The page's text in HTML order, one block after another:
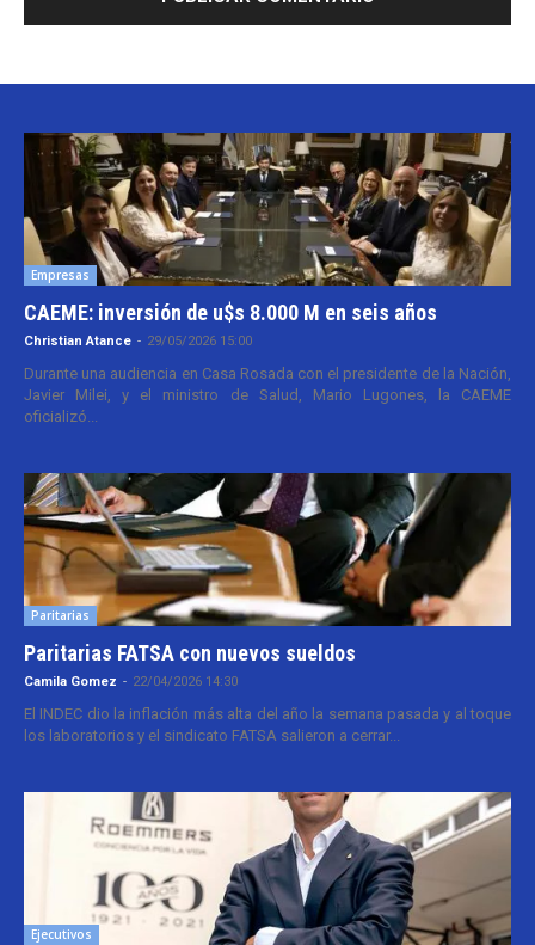
Empresas
CAEME: inversión de u$s 8.000 M en seis años
Christian Atance - 29/05/2026 15:00
Durante una audiencia en Casa Rosada con el presidente de la Nación,
Javier Milei, y el ministro de Salud, Mario Lugones, la CAEME
oficializó...
Paritarias
Paritarias FATSA con nuevos sueldos
Camila Gomez - 22/04/2026 14:30
El INDEC dio la inflación más alta del año la semana pasada y al toque
los laboratorios y el sindicato FATSA salieron a cerrar...
Ejecutivos